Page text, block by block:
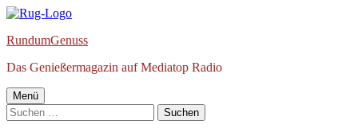
Springe
Inhalt
RundumGenuss
Das Genießermagazin auf Mediatop Radio
Primäres
Menü
Menü
Suchen
nach: